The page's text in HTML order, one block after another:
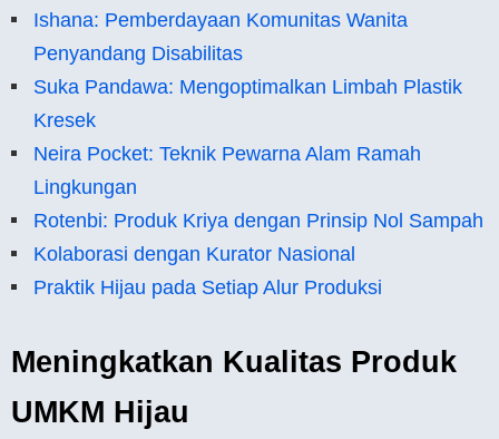
Ishana: Pemberdayaan Komunitas Wanita
Penyandang Disabilitas
Suka Pandawa: Mengoptimalkan Limbah Plastik
Kresek
Neira Pocket: Teknik Pewarna Alam Ramah
Lingkungan
Rotenbi: Produk Kriya dengan Prinsip Nol Sampah
Kolaborasi dengan Kurator Nasional
Praktik Hijau pada Setiap Alur Produksi
Meningkatkan Kualitas Produk
UMKM Hijau